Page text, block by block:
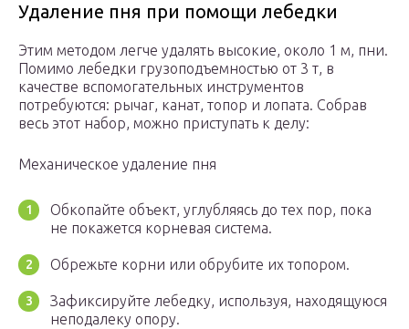
Удаление пня при помощи лебедки
Этим методом легче удалять высокие, около 1 м, пни.
Помимо лебедки грузоподъемностью от 3 т, в
качестве вспомогательных инструментов
потребуются: рычаг, канат, топор и лопата. Собрав
весь этот набор, можно приступать к делу:
Механическое удаление пня
Обкопайте объект, углубляясь до тех пор, пока
не покажется корневая система.
Обрежьте корни или обрубите их топором.
Зафиксируйте лебедку, используя, находящуюся
неподалеку опору.